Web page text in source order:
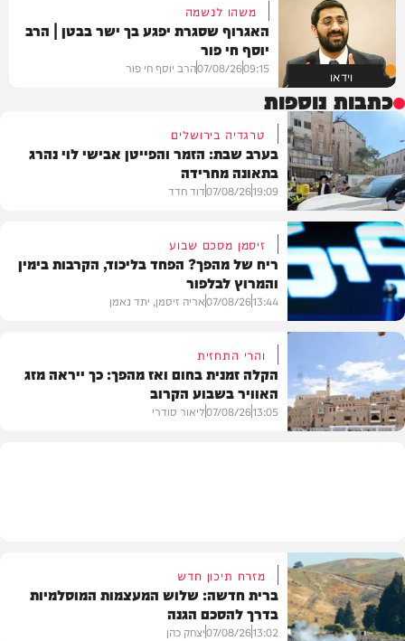
וידאו
משהו לנשמה
האגרוף שסגרת יפגע בך ישר בבטן | הרב
יוסף חי פור
09:15
07/08/26הרב יוסף חי פור
כתבות נוספות
בארץ
טרגדיה בירושלים
בערב שבת: הזמר והפייטן אבישי לוי נהרג
בתאונה מחרידה
19:09
07/08/26דוד חדד
פוליטי
זיסמן מסכם שבוע
ריח של מהפך? הפחד בליכוד, הקרבות בימין
והמרוץ לבלפור
13:44
07/08/26אריה זיסמן, יתד נאמן
והרי התחזית
הקלה זמנית בחום ואז מהפך: כך ייראה מזג
האוויר בשבוע הקרוב
13:05
07/08/26ליאור סודרי
מזרח תיכון חדש
ברית חדשה: שלוש המעצמות המוסלמיות
בדרך להסכם הגנה
13:02
07/08/26יצחק כהן